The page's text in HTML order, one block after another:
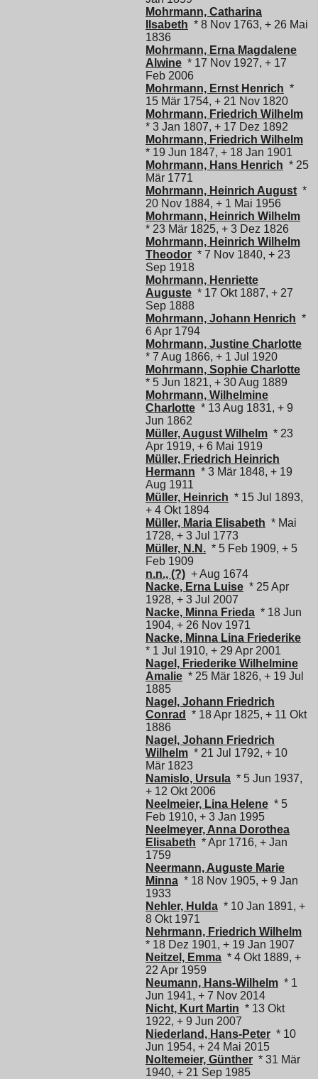
Mohrmann, Catharina
Ilsabeth * 8 Nov 1763, + 26 Mai
1836
Mohrmann, Erna Magdalene
Alwine * 17 Nov 1927, + 17
Feb 2006
Mohrmann, Ernst Henrich *
15 Mär 1754, + 21 Nov 1820
Mohrmann, Friedrich Wilhelm
* 3 Jan 1807, + 17 Dez 1892
Mohrmann, Friedrich Wilhelm
* 19 Jun 1847, + 18 Jan 1901
Mohrmann, Hans Henrich * 25
Mär 1771
Mohrmann, Heinrich August *
20 Nov 1884, + 1 Mai 1956
Mohrmann, Heinrich Wilhelm
* 23 Mär 1825, + 3 Dez 1826
Mohrmann, Heinrich Wilhelm
Theodor * 7 Nov 1840, + 23
Sep 1918
Mohrmann, Henriette
Auguste * 17 Okt 1887, + 27
Sep 1888
Mohrmann, Johann Henrich *
6 Apr 1794
Mohrmann, Justine Charlotte
* 7 Aug 1866, + 1 Jul 1920
Mohrmann, Sophie Charlotte
* 5 Jun 1821, + 30 Aug 1889
Mohrmann, Wilhelmine
Charlotte * 13 Aug 1831, + 9
Jun 1862
Müller, August Wilhelm * 23
Apr 1919, + 6 Mai 1919
Müller, Friedrich Heinrich
Hermann * 3 Mär 1848, + 19
Aug 1911
Müller, Heinrich * 15 Jul 1893,
+ 4 Okt 1894
Müller, Maria Elisabeth * Mai
1728, + 3 Jul 1773
Müller, N.N. * 5 Feb 1909, + 5
Feb 1909
n.n., (?) + Aug 1674
Nacke, Erna Luise * 25 Apr
1928, + 3 Jul 2007
Nacke, Minna Frieda * 18 Jun
1904, + 26 Nov 1971
Nacke, Minna Lina Friederike
* 1 Jul 1910, + 29 Apr 2001
Nagel, Friederike Wilhelmine
Amalie * 25 Mär 1826, + 19 Jul
1885
Nagel, Johann Friedrich
Conrad
* 18 Apr 1825, + 11 Okt
1886
Nagel, Johann Friedrich
Wilhelm * 21 Jul 1792, + 10
Mär 1823
Namislo, Ursula * 5 Jun 1937,
+ 12 Okt 2006
Neelmeier, Lina Helene * 5
Feb 1910, + 3 Jan 1995
Neelmeyer, Anna Dorothea
Elisabeth * Apr 1716, + Jan
1759
Neermann, Auguste Marie
Minna * 18 Nov 1905, + 9 Jan
1933
Nehler, Hulda * 10 Jan 1891, +
8 Okt 1971
Nehrmann, Friedrich Wilhelm
* 18 Dez 1901, + 19 Jan 1907
Neitzel, Emma * 4 Okt 1889, +
22 Apr 1959
Neumann, Hans-Wilhelm * 1
Jun 1941, + 7 Nov 2014
Nicht, Kurt Martin * 13 Okt
1922, + 9 Jun 2007
Niederland, Hans-Peter * 10
Jun 1954, + 24 Mai 2015
Noltemeier, Günther * 31 Mär
1940, + 21 Sep 1985